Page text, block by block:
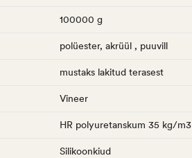
100000 g
polüester, akrüül , puuvill
mustaks lakitud terasest
Vineer
HR polyuretanskum 35 kg/m3
Silikoonkiud